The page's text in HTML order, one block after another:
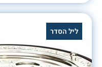
ליל הסדר